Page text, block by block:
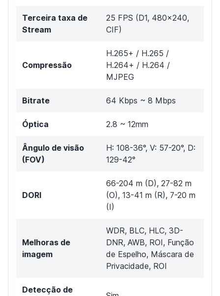
Terceira taxa de
Stream
25 FPS (D1, 480x240,
CIF)
Compressão
H.265+ / H.265 /
H.264+ / H.264 /
MJPEG
Bitrate 64 Kbps ~ 8 Mbps
Óptica 2.8 ~ 12mm
Ângulo de visão
(FOV)
H: 108-36°, V: 57-20°, D:
129-42°
DORI
66-204 m (D), 27-82 m
(O), 13-41 m (R), 7-20 m
(I)
Melhoras de
imagem
WDR, BLC, HLC, 3D-
DNR, AWB, ROI, Função
de Espelho, Máscara de
Privacidade, ROI
Detecção de